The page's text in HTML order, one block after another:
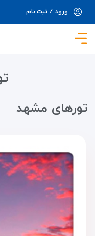
در حال حاضر
ورود / ثبت نام
تور‌های مشهد